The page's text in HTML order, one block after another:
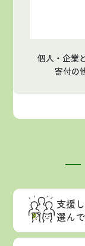
個人・企業
寄付の
支援
選ん